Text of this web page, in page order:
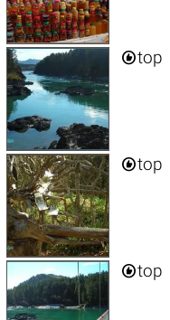
top
top
top